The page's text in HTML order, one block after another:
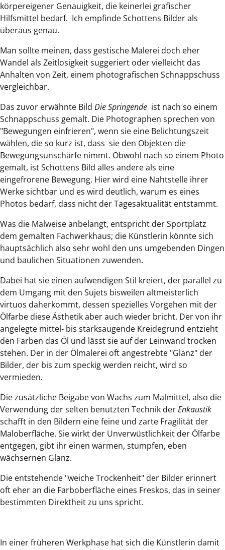
körpereigener Genauigkeit, die keinerlei grafischer
Hilfsmittel bedarf. Ich empfinde Schottens Bilder als
überaus genau.
Man sollte meinen, dass gestische Malerei doch eher
Wandel als Zeitlosigkeit suggeriert oder vielleicht das
Anhalten von Zeit, einem photografischen Schnappschuss
vergleichbar.
Das zuvor erwähnte Bild Die Springende ist nach so einem
Schnappschuss gemalt. Die Photographen sprechen von
"Bewegungen einfrieren", wenn sie eine Belichtungszeit
wählen, die so kurz ist, dass sie den Objekten die
Bewegungsunschärfe nimmt. Obwohl nach so einem Photo
gemalt, ist Schottens Bild alles andere als eine
eingefrorene Bewegung. Hier wird eine Nahtstelle ihrer
Werke sichtbar und es wird deutlich, warum es eines
Photos bedarf, dass nicht der Tagesaktualität entstammt.
Was die Malweise anbelangt, entspricht der Sportplatz
dem gemalten Fachwerkhaus; die Künstlerin könnte sich
hauptsächlich also sehr wohl den uns umgebenden Dingen
und baulichen Situationen zuwenden.
Dabei hat sie einen aufwendigen Stil kreiert, der parallel zu
dem Umgang mit den Sujets bisweilen altmeisterlich
virtuos daherkommt, dessen spezielles Vorgehen mit der
Ölfarbe diese Ästhetik aber auch wieder bricht. Der von ihr
angelegte mittel- bis starksaugende Kreidegrund entzieht
den Farben das Öl und lässt sie auf der Leinwand trocken
stehen. Der in der Ölmalerei oft angestrebte "Glanz" der
Bilder, der bis zum speckig werden reicht, wird so
vermieden.
Die zusätzliche Beigabe von Wachs zum Malmittel, also die
Verwendung der selten benutzten Technik derEnkaustik
schafft in den Bildern eine feine und zarte Fragilität der
Maloberfläche. Sie wirkt der Unverwüstlichkeit der Ölfarbe
entgegen, gibt ihr einen warmen, stumpfen, eben
wächsernen Glanz.
Die entstehende "weiche Trockenheit" der Bilder erinnert
oft eher an die Farboberfläche eines Freskos, das in seiner
bestimmten Direktheit zu uns spricht.
In einer früheren Werkphase hat sich die Künstlerin damit